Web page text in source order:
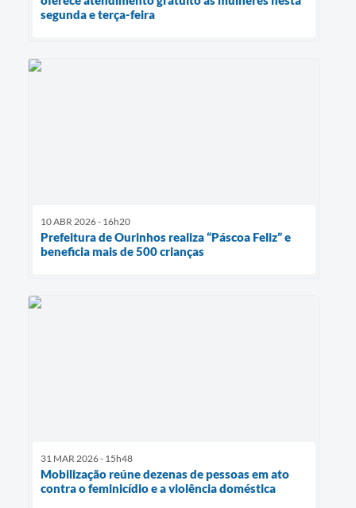
segunda e terça-feira
10 ABR 2026 - 16h20
Prefeitura de Ourinhos realiza “Páscoa Feliz” e
beneficia mais de 500 crianças
31 MAR 2026 - 15h48
Mobilização reúne dezenas de pessoas em ato
contra o feminicídio e a violência doméstica